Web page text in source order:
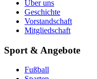
Über uns
Geschichte
Vorstandschaft
Mitgliedschaft
Sport & Angebote
Fußball